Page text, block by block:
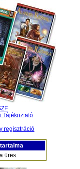
Tájékoztató
regisztráció
üres.